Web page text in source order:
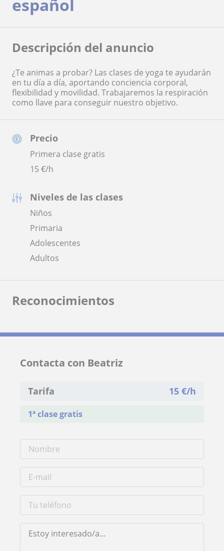
Precio
Primera clase gratis
15€/h
Niveles de las clases
Niños
Primaria
Adolescentes
Adultos
español
Descripción del anuncio
¿Te animas a probar? Las clases de yoga te ayudarán
en tu día a día, aportando conciencia corporal,
flexibilidad y movilidad. Trabajaremos la respiración
como llave para conseguir nuestro objetivo.
Reconocimientos
Contacta con Beatriz
Tarifa 15 €/h
1ª clase gratis